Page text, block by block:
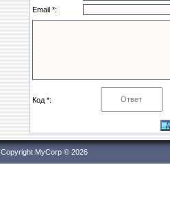
Email *:
Код *:
Copyright MyCorp © 2026